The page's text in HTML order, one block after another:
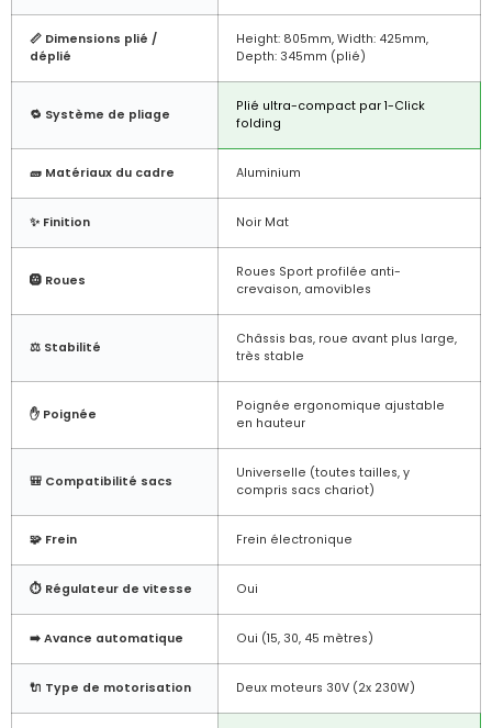
📏 Dimensions plié /
déplié
Height: 805mm, Width: 425mm,
Depth: 345mm (plié)
🔁 Système de pliage
Plié ultra-compact par 1-Click
folding
🧱 Matériaux du cadre Aluminium
✨ Finition Noir Mat
🛞 Roues
Roues Sport profilée anti-
crevaison, amovibles
⚖️ Stabilité
Châssis bas, roue avant plus large,
très stable
✋ Poignée
Poignée ergonomique ajustable
en hauteur
🎒 Compatibilité sacs
Universelle (toutes tailles, y
compris sacs chariot)
🧩 Frein Frein électronique
⏱️ Régulateur de vitesse Oui
➡️ Avance automatique Oui (15, 30, 45 mètres)
🔌 Type de motorisation Deux moteurs 30V (2x 230W)